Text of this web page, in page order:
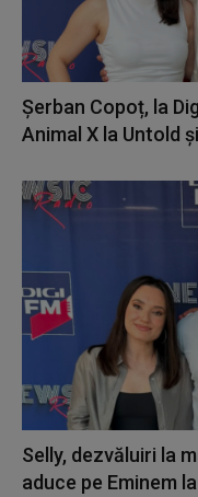
Șerban Copoț, la
Animal X la Untold
Selly, dezvăluiri la
aduce pe Eminem